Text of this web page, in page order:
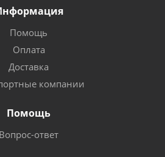
Помощь
Оплата
Доставка
компании
Помощь
Вопрос-ответ